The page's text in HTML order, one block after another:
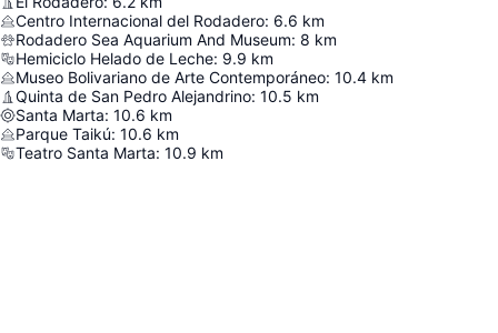
Centro Internacional del Rodadero: 6.6 km
Rodadero Sea Aquarium And Museum: 8 km
Hemiciclo Helado de Leche: 9.9 km
Museo Bolivariano de Arte Contemporáneo: 10.4 km
Quinta de San Pedro Alejandrino: 10.5 km
Santa Marta: 10.6 km
Parque Taikú: 10.6 km
Teatro Santa Marta: 10.9 km